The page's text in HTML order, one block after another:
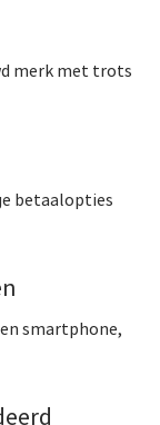
merk met trots
betaalopties
smartphone,